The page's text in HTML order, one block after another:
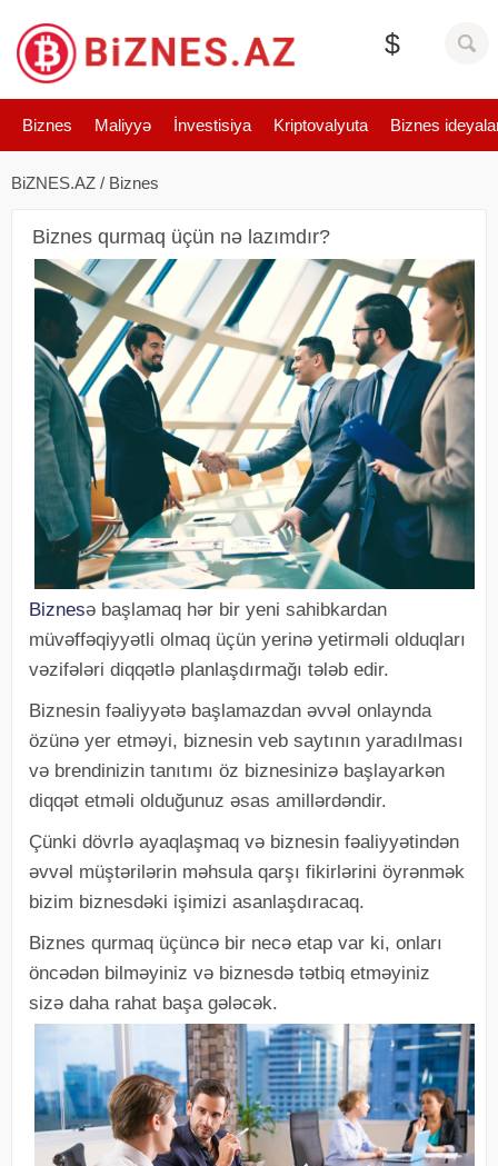
$
Biznes Maliyyə İnvestisiya Kriptovalyuta Biznes
BiZNES.AZ / Biznes
Biznes qurmaq üçün nə lazımdır?
Biznesə başlamaq hər bir yeni sahibkardan
müvəffəqiyyətli olmaq üçün yerinə yetirməli olduqları
vəzifələri diqqətlə planlaşdırmağı tələb edir.
Biznesin fəaliyyətə başlamazdan əvvəl onlaynda
özünə yer etməyi, biznesin veb saytının yaradılması
və brendinizin tanıtımı öz biznesinizə başlayarkən
diqqət etməli olduğunuz əsas amillərdəndir.
Çünki dövrlə ayaqlaşmaq və biznesin fəaliyyətindən
əvvəl müştərilərin məhsula qarşı fikirlərini öyrənmək
bizim biznesdəki işimizi asanlaşdıracaq.
Biznes qurmaq üçüncə bir necə etap var ki, onları
öncədən bilməyiniz və biznesdə tətbiq etməyiniz
sizə daha rahat başa gələcək.